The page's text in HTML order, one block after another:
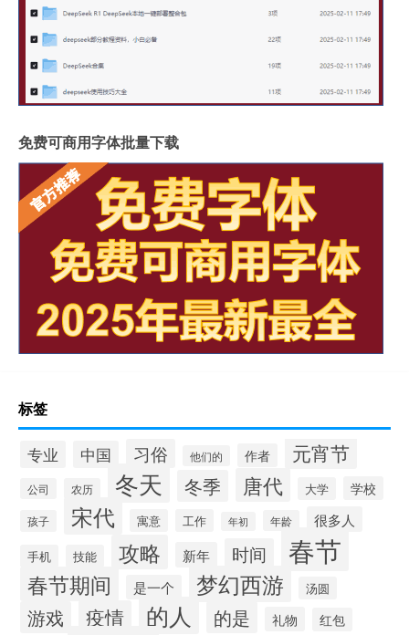
免费可商用字体批量下载
标签
专业 中国 习俗 他们的 作者 元宵节
公司 农历 冬天 冬季 唐代 大学 学校
孩子 宋代 寓意 工作 年初 年龄 很多人
手机 技能 攻略 新年 时间 春节
春节期间 是一个 梦幻西游 汤圆
游戏 疫情 的人 的是 礼物
红包